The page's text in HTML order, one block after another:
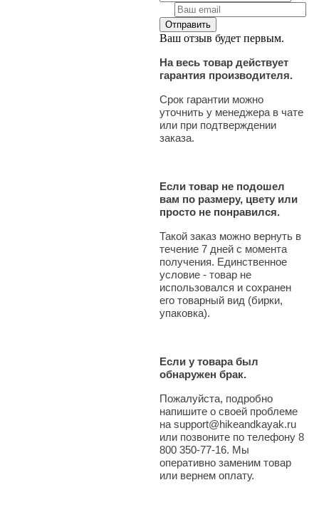
Ваш отзыв будет первым.
На весь товар действует
гарантия производителя.
Срок гарантии можно
уточнить у менеджера в чате
или при подтверждении
заказа.
Если товар не подошел
вам по размеру, цвету или
просто не понравился.
Такой заказ можно вернуть в
течение 7 дней с момента
получения. Единственное
условие - товар не
использовался и сохранен
его товарный вид (бирки,
упаковка).
Если у товара был
обнаружен брак.
Пожалуйста, подробно
напишите о своей проблеме
на support@hikeandkayak.ru
или позвоните по телефону 8
800 350-77-16. Мы
оперативно заменим товар
или вернем оплату.